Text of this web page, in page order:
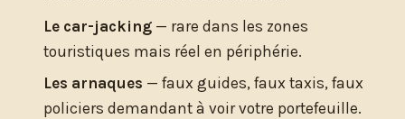
Le car-jacking — rare dans les zones
touristiques mais réel en périphérie.
Les arnaques — faux guides, faux taxis, faux
policiers demandant à voir votre portefeuille.